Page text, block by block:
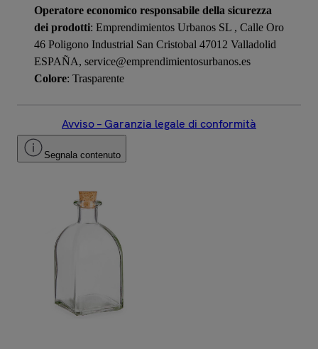
Operatore economico responsabile della sicurezza
dei prodotti: Emprendimientos Urbanos SL , Calle Oro
46 Poligono Industrial San Cristobal 47012 Valladolid
ESPAÑA, service@emprendimientosurbanos.es
Colore: Trasparente
Avviso – Garanzia legale di conformità
Segnala contenuto